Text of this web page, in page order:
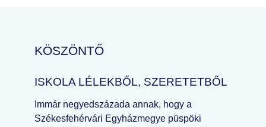
KÖSZÖNTŐ
ISKOLA LÉLEKBŐL, SZERETETBŐL
Immár negyedszázada annak, hogy a
Székesfehérvári Egyházmegye püspöki